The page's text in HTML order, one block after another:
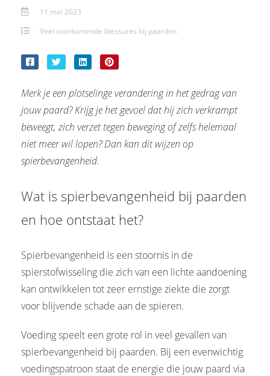
11 mei 2023
Veel voorkomende blessures bij paarden
Merk je een plotselinge verandering in het gedrag van
jouw paard? Krijg je het gevoel dat hij zich verkrampt
beweegt, zich verzet tegen beweging of zelfs helemaal
niet meer wil lopen? Dan kan dit wijzen op
spierbevangenheid.
Wat is spierbevangenheid bij paarden
en hoe ontstaat het?
Spierbevangenheid is een stoornis in de
spierstofwisseling die zich van een lichte aandoening
kan ontwikkelen tot zeer ernstige ziekte die zorgt
voor blijvende schade aan de spieren.
Voeding speelt een grote rol in veel gevallen van
spierbevangenheid bij paarden. Bij een evenwichtig
voedingspatroon staat de energie die jouw paard via
worden
over
op
gebruikt
de
website-
van